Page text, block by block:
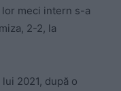
meci intern s-a
2-2, la
2021, după o